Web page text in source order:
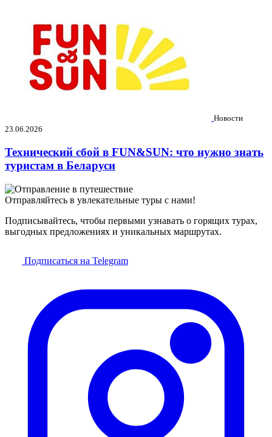
Новости
23.06.2026
Технический сбой в FUN&SUN: что нужно знать
туристам в Беларуси
Отправляйтесь в увлекательные туры с нами!
Подписывайтесь, чтобы первыми узнавать о горящих турах,
выгодных предложениях и уникальных маршрутах.
Подписаться на Telegram